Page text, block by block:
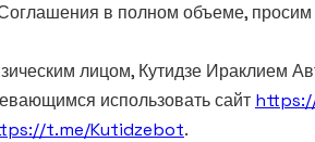
в полном объеме,
лицом, Кутидзе
использовать сайт
t.me/Kutidzebot.